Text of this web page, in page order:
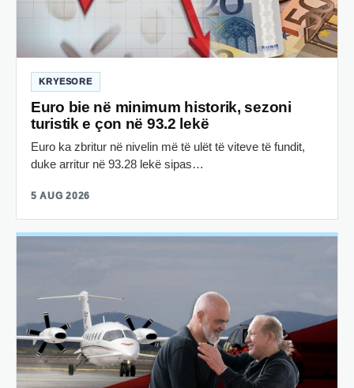
KRYESORE
Euro bie në minimum historik, sezoni
turistik e çon në 93.2 lekë
Euro ka zbritur në nivelin më të ulët të viteve të fundit,
duke arritur në 93.28 lekë sipas…
5 AUG 2026